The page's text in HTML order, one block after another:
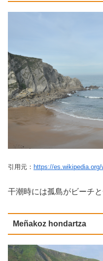
引用元： https://
干潮時には孤島がビーチ
Meñakoz hondartza